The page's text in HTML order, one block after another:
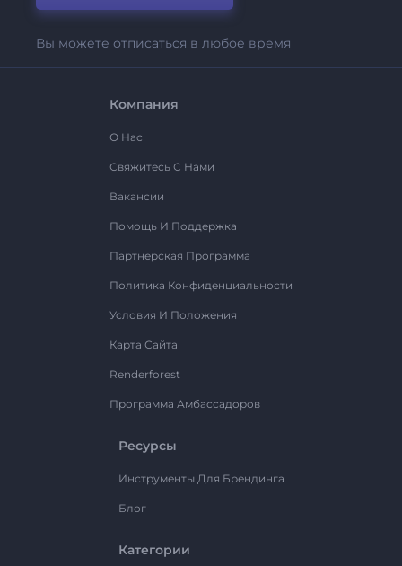
Вы можете отписаться в любое время
Компания
О Нас
Свяжитесь С Нами
Вакансии
Помощь И Поддержка
Партнерская Программа
Политика Конфиденциальности
Условия И Положения
Карта Сайта
Renderforest
Программа Амбассадоров
Ресурсы
Инструменты Для Брендинга
Блог
Категории